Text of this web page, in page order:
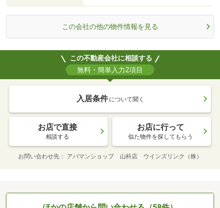
この会社の他の物件情報を見る
この不動産会社に相談する
無料・簡単入力2項目
入居条件 について聞く
お店で直接
相談する
お店に行って
似た物件を探してもらう
お問い合わせ先 アパマンショップ 山科店 ウインズリンク（株）